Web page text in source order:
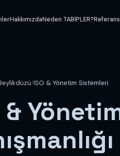
HakkımızdaNeden TABİPLER?
/ISO & Yönetim Sistemleri
&